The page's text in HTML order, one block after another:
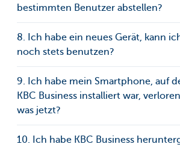
bestimmten Benutzer abstellen?
8. Ich habe ein neues Gerät, kann
noch stets benutzen?
9. Ich habe mein Smartphone, auf
KBC Business installiert war,
was jetzt?
10. Ich habe KBC Business